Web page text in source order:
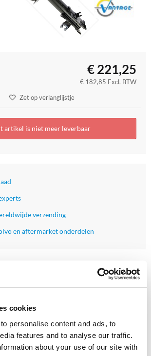
cookies
personalise content and ads, to
features and to analyse our traffic.
about your use of our site with
Brand
€221,25
€ 182,85 Excl. BTW
Zet op verlanglijstje
artikel is niet meer leverbaar
verzending
en aftermarket onderdelen